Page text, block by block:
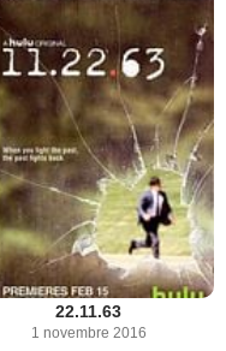
22.11.63
1 novembre 2016